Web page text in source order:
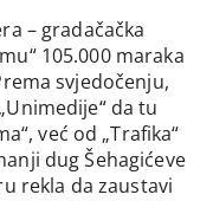
– gradačačka
105.000 maraka
svjedočenju,
da tu
već od „Trafika“
dug Šehagićeve
rekla da zaustavi